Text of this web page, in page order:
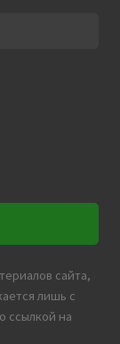
сайта,
лишь с
ссылкой на